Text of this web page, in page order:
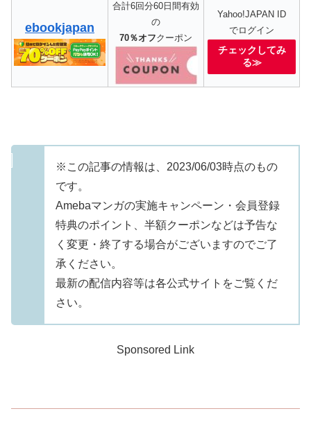
ebookjapan
合計6回分60日間有効
の
70％オフクーポン
Yahoo!JAPAN ID
でログイン
チェックしてみ
る≫
※この記事の情報は、2023/06/03時点のもの
です。
Amebaマンガの実施キャンペーン・会員登録
特典のポイント、半額クーポンなどは予告な
く変更・終了する場合がございますのでご了
承ください。
最新の配信内容等は各公式サイトをご覧くだ
さい。
Sponsored Link